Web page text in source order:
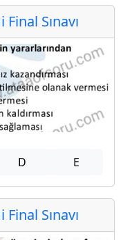
Sınavı
D E
Sınavı